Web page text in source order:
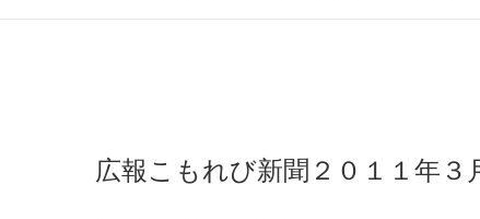
広報こもれび新聞２０１１年３